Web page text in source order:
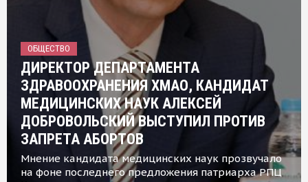
ОБЩЕСТВО
ДИРЕКТОР ДЕПАРТАМЕНТА
ЗДРАВООХРАНЕНИЯ ХМАО, КАНДИДАТ
МЕДИЦИНСКИХ НАУК АЛЕКСЕЙ
ДОБРОВОЛЬСКИЙ ВЫСТУПИЛ ПРОТИВ
ЗАПРЕТА АБОРТОВ
Мнение кандидата медицинских наук прозвучало
на фоне последнего предложения патриарха РПЦ